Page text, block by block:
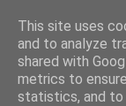
This site uses
and to analyze
shared with
metrics to
statistics, and to